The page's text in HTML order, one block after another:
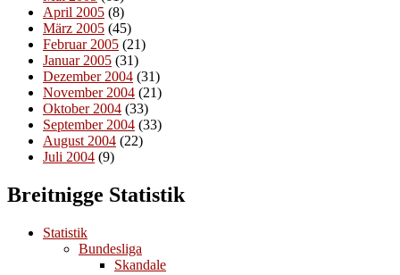
April 2005 (8)
März 2005 (45)
Februar 2005 (21)
Januar 2005 (31)
Dezember 2004 (31)
November 2004 (21)
Oktober 2004 (33)
September 2004 (33)
August 2004 (22)
Juli 2004 (9)
Breitnigge Statistik
Statistik
Bundesliga
Skandale